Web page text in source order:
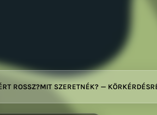
ROSSZ?MIT SZERETNÉK? — KÖRKÉRDÉS